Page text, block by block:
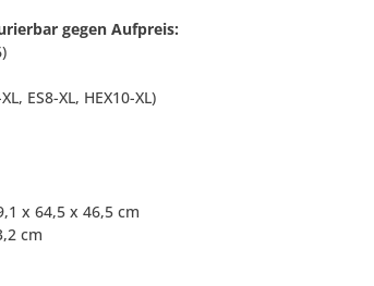
gegen Aufpreis:
ES8-XL, HEX10-XL)
x 64,5 x 46,5 cm
cm